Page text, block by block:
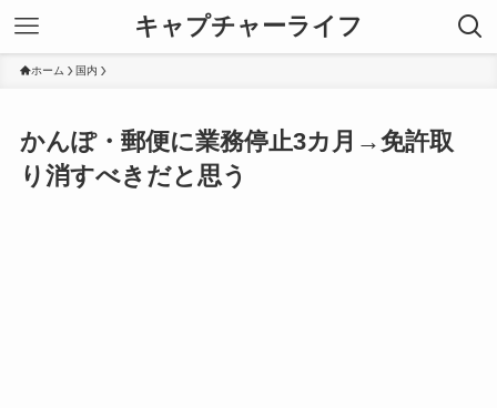
キャプチャーライフ
ホーム 国内
かんぽ・郵便に業務停止3カ月→免許取
り消すべきだと思う